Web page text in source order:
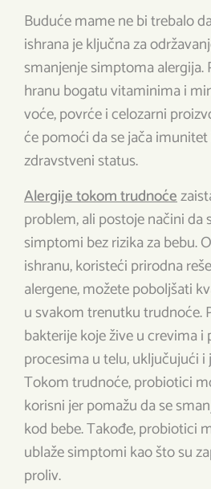
Buduće mame ne bi trebalo
ishrana je ključna za
smanjenje simptoma
hranu bogatu vitaminima i
voće, povrće i celozarni
će pomoći da se jača
zdravstveni status.
Alergije tokom trudnoće
problem, ali postoje načini da
simptomi bez rizika za bebu.
ishranu, koristeći prirodna
alergene, možete poboljšati
u svakom trenutku trudnoće.
bakterije koje žive u crevima
procesima u telu, uključujući
Tokom trudnoće, probiotici
korisni jer pomažu da se
kod bebe. Takođe, probiotici
ublaže simptomi kao što su
proliv.